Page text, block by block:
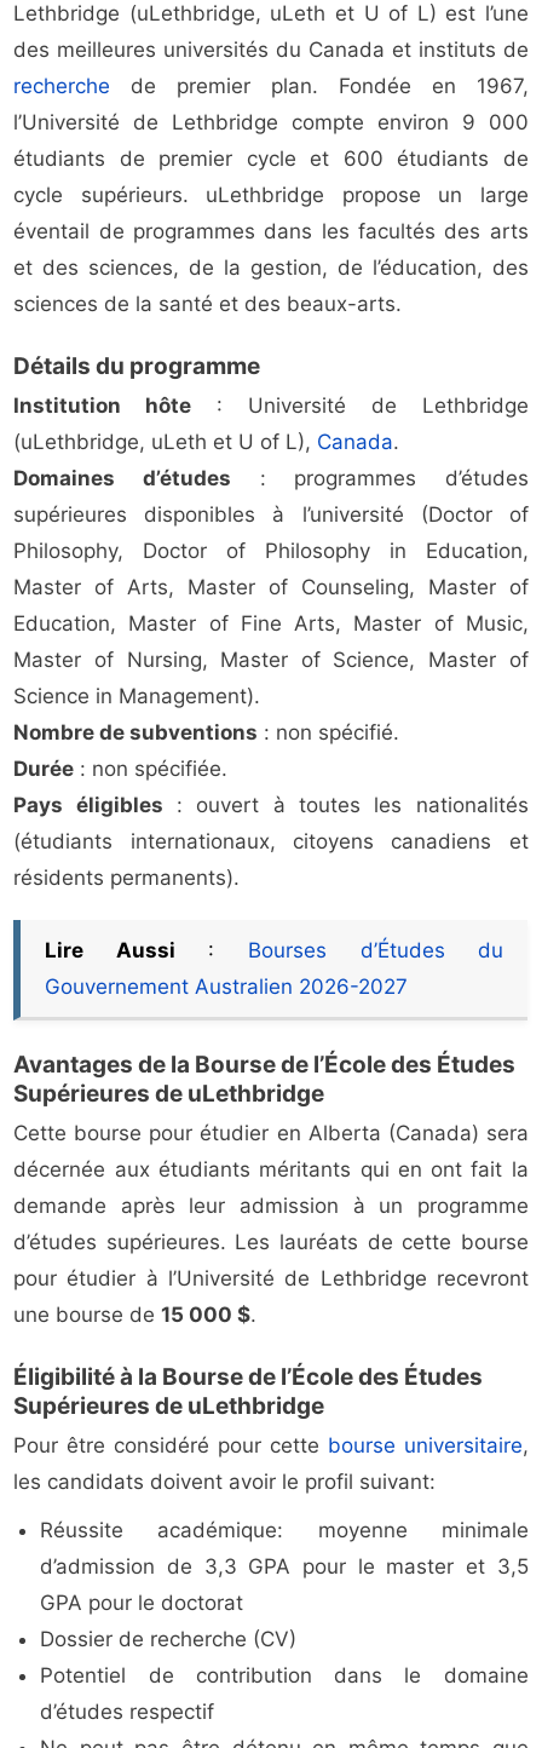
Lethbridge (uLethbridge, uLeth et U of L) est l’une
des meilleures universités du Canada et instituts de
recherche de premier plan. Fondée en 1967,
l’Université de Lethbridge compte environ 9 000
étudiants de premier cycle et 600 étudiants de
cycle supérieurs. uLethbridge propose un large
éventail de programmes dans les facultés des arts
et des sciences, de la gestion, de l’éducation, des
sciences de la santé et des beaux-arts.
Détails du programme
Institution hôte : Université de Lethbridge
(uLethbridge, uLeth et U of L), Canada.
Domaines d’études : programmes d’études
supérieures disponibles à l’université (Doctor of
Philosophy, Doctor of Philosophy in Education,
Master of Arts, Master of Counseling, Master of
Education, Master of Fine Arts, Master of Music,
Master of Nursing, Master of Science, Master of
Science in Management).
Nombre de subventions : non spécifié.
Durée : non spécifiée.
Pays éligibles : ouvert à toutes les nationalités
(étudiants internationaux, citoyens canadiens et
résidents permanents).
Lire Aussi : Bourses d’Études du
Gouvernement Australien 2026-2027
Avantages de la Bourse de l’École des Études
Supérieures de uLethbridge
Cette bourse pour étudier en Alberta (Canada) sera
décernée aux étudiants méritants qui en ont fait la
demande après leur admission à un programme
d’études supérieures. Les lauréats de cette bourse
pour étudier à l’Université de Lethbridge recevront
une bourse de15 000 $.
Éligibilité à la Bourse de l’École des Études
Supérieures de uLethbridge
Pour être considéré pour cette bourse universitaire,
les candidats doivent avoir le profil suivant:
Réussite académique: moyenne minimale
d’admission de 3,3 GPA pour le master et 3,5
GPA pour le doctorat
Dossier de recherche (CV)
Potentiel de contribution dans le domaine
d’études respectif